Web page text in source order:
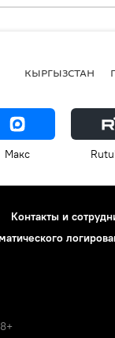
КЫРГЫЗСТАН
Макс
Контакты и